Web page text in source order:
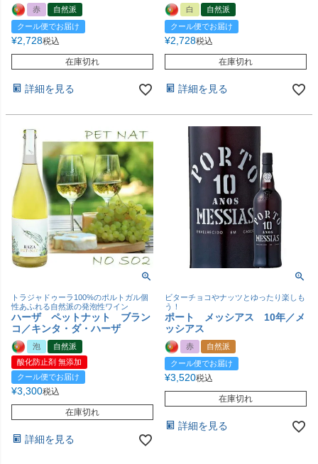
赤
自然派
クール便でお届け
¥2,728税込
在庫切れ
詳細を見る
白
自然派
クール便でお届け
¥2,728税込
在庫切れ
詳細を見る
トラジャドゥーラ100%のポルトガル個
性あふれる自然派の発泡性ワイン
ハーザ ペットナット ブラン
コ／キンタ・ダ・ハーザ
泡
自然派
酸化防止剤 無添加
クール便でお届け
¥3,300税込
在庫切れ
詳細を見る
ビターチョコやナッツとゆったり楽しも
う！
ポート メッシアス 10年／メ
ッシアス
赤
自然派
クール便でお届け
¥3,520税込
在庫切れ
詳細を見る